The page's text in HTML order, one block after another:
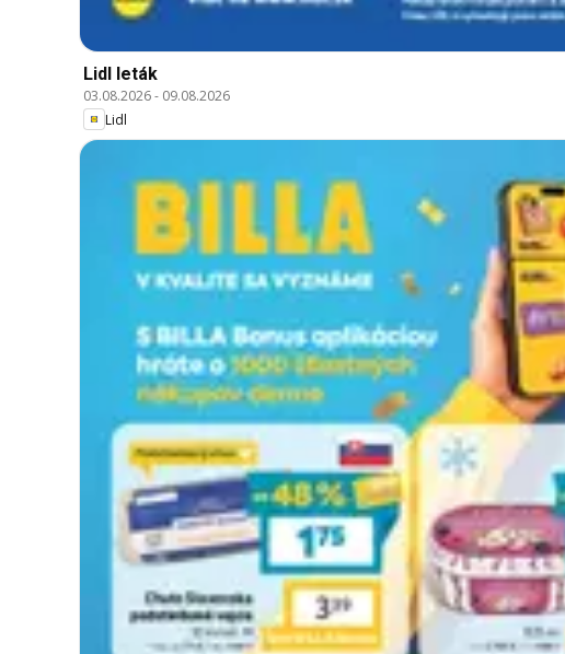
Lidl leták
03.08.2026- 09.08.2026
Lidl